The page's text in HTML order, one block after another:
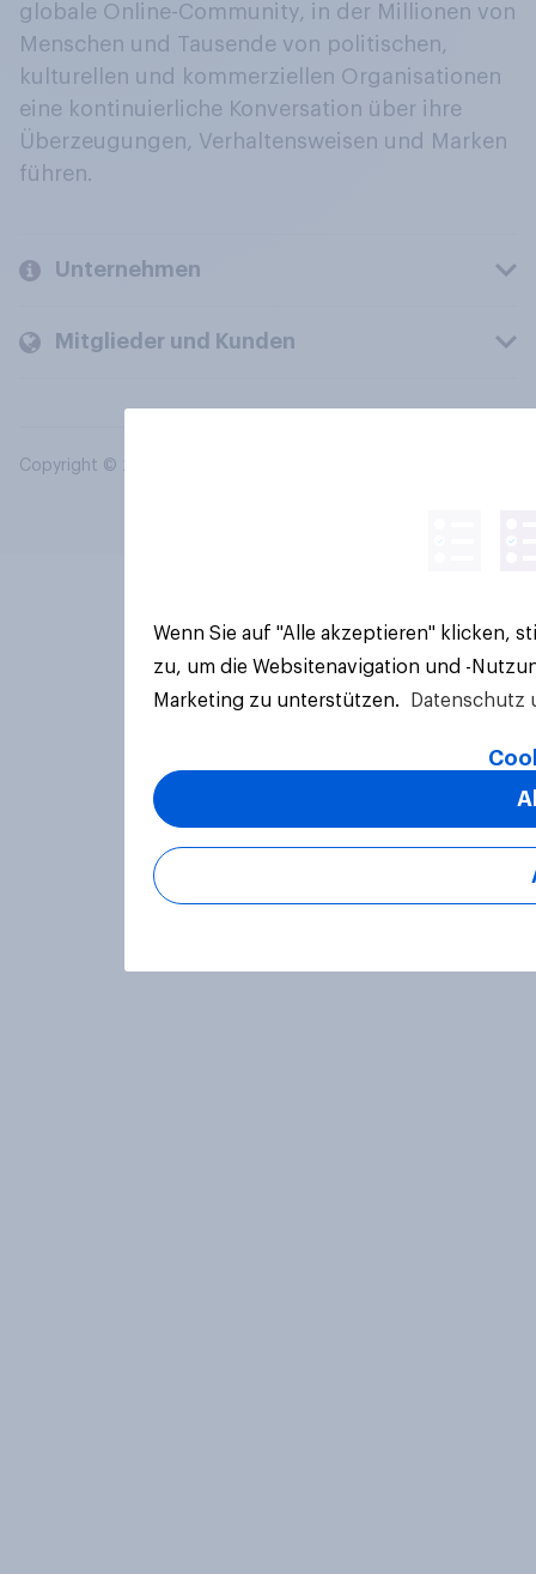
globale Online-Community, in der Millionen von
Menschen und Tausende von politischen,
kulturellen und kommerziellen Organisationen
eine kontinuierliche Konversation über ihre
Überzeugungen, Verhaltensweisen und Marken
führen.
Unternehmen
Mitglieder und Kunden
Copyright © 2026 YouGov PLC. Alle Rechte vorbehalten.
Wenn Sie auf "Alle akzeptieren" klicken,
zu, um die Websitenavigation und -
Marketing zu unterstützen.
Datenschutz